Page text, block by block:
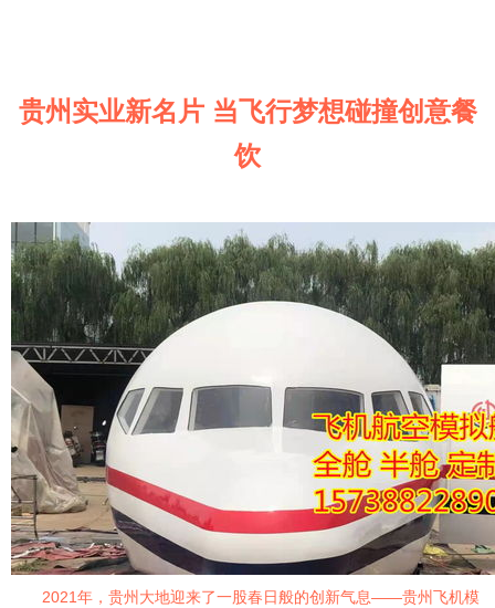
贵州实业新名片 当飞行梦想碰撞创意餐
饮
2021年，贵州大地迎来了一股春日般的创新气息——贵州飞机模